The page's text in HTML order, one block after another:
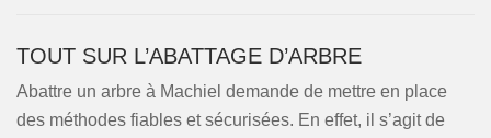
TOUT SUR L’ABATTAGE D’ARBRE
Abattre un arbre à Machiel demande de mettre en place
des méthodes fiables et sécurisées. En effet, il s’agit de